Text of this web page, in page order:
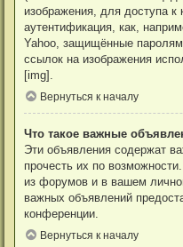
изображения, для доступа
аутентификация, как,
Yahoo, защищённые
ссылок на изображения
[img].
Вернуться к началу
Что такое важные
Эти объявления содержат
прочесть их по
из форумов и в вашем
важных объявлений
конференции.
Вернуться к началу